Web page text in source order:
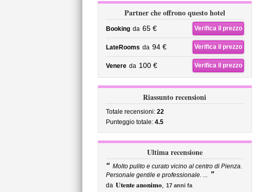
Partner che offrono questo hotel
Booking da 65 € Verifica il prezzo
LateRooms da 94 € Verifica il prezzo
Venere da 100 € Verifica il prezzo
Riassunto recensioni
Totale recensioni: 22
Punteggio totale: 4.5
Ultima recensione
“ Molto pulito e curato vicino al centro di Pienza.
Personale gentile e professionale. ... ”
da Utente anonimo, 17 anni fa